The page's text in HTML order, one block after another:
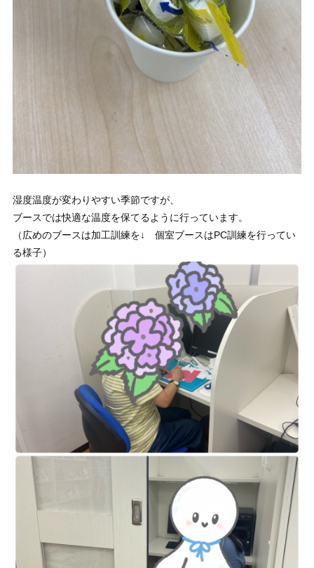
湿度温度が変わりやすい季節ですが、
ブースでは快適な温度を保てるように行っています。
（広めのブースは加工訓練を↓ 個室ブースはPC訓練を行ってい
る様子）